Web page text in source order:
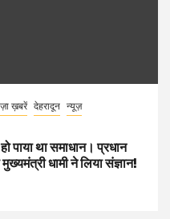
ख़बरें देहरादून न्यूज़
पाया था समाधान। प्रधान
धामी ने लिया संज्ञान!